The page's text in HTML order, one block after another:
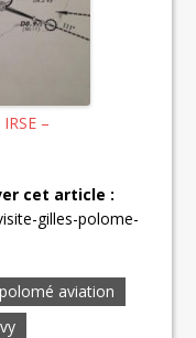
–
cet article :
gilles-polome-
aviation